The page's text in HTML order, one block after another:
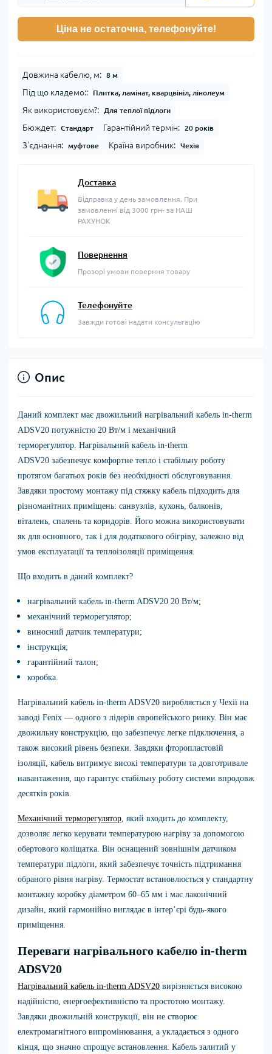
Ціна не остаточна, телефонуйте!
Довжина кабелю, м: 8 м
Під що кладемо:: Плитка, ламінат, кварцвініл, лінолеум
Як використовуєм?: Для теплої підлоги
Бюждет: Стандарт Гарантійний термін: 20 років
З'єднання: муфтове Країна виробник: Чехія
Доставка
Відправка у день замовлення. При
замовленні від 3000 грн- за НАШ
РАХУНОК
Повернення
Прозорі умови поверння товару
Телефонуйте
Завжди готові надати консультацію
Опис
Даний комплект має двожильний нагрівальний кабель in-therm
ADSV20 потужністю 20 Вт/м і механічний
терморегулятор. Нагрівальний кабель in-therm
ADSV20 забезпечує комфортне тепло і стабільну роботу
протягом багатьох років без необхідності обслуговування.
Завдяки простому монтажу під стяжку кабель підходить для
різноманітних приміщень: санвузлів, кухонь, балконів,
віталень, спалень та коридорів. Його можна використовувати
як для основного, так і для додаткового обігріву, залежно від
умов експлуатації та теплоізоляції приміщення.
Що входить в даний комплект?
нагрівальний кабель in-therm ADSV20 20 Вт/м;
механічний терморегулятор;
виносний датчик температури;
інструкція;
гарантійний талон;
коробка.
Нагрівальний кабель in-therm ADSV20 виробляється у Чехії на
заводі Fenix — одного з лідерів європейського ринку. Він має
двожильну конструкцію, що забезпечує легке підключення, а
також високий рівень безпеки. Завдяки фторопластовій
ізоляції, кабель витримує високі температури та довготривале
навантаження, що гарантує стабільну роботу системи впродовж
десятків років.
Механічний терморегулятор , який входить до комплекту,
дозволяє легко керувати температурою нагріву за допомогою
обертового коліщатка. Він оснащений зовнішнім датчиком
температури підлоги, який забезпечує точність підтримання
обраного рівня нагріву. Термостат встановлюється у стандартну
монтажну коробку діаметром 60–65 мм і має лаконічний
дизайн, який гармонійно виглядає в інтер’єрі будь-якого
приміщення.
Переваги нагрівального кабелю in-therm
ADSV20
Нагрівальний кабель in-therm ADSV20 вирізняється високою
надійністю, енергоефективністю та простотою монтажу.
Завдяки двожильній конструкції, він не створює
електромагнітного випромінювання, а укладається з одного
кінця, що значно спрощує встановлення. Кабель залитий у